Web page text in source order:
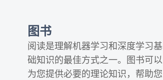
图书
阅读是理解机器学习和深度学习基
础知识的最佳方式之一。图书可以
为您提供必要的理论知识，帮助您